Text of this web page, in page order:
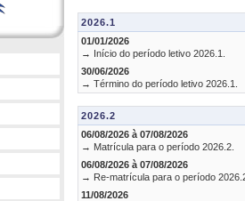
2026.1
01/01/2026
→ Início do período letivo 2026.1.
30/06/2026
→ Término do período letivo 2026.1.
2026.2
06/08/2026 à 07/08/2026
→ Matrícula para o período 2026.2.
06/08/2026 à 07/08/2026
→ Re-matrícula para o período
11/08/2026